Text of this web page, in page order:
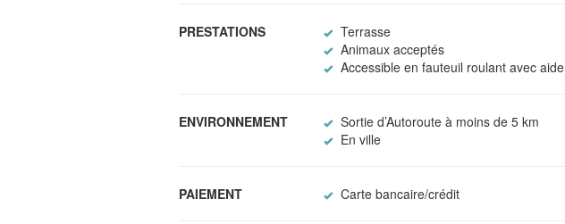
PRESTATIONS Terrasse
Animaux acceptés
Accessible en fauteuil roulant avec aide
ENVIRONNEMENT Sortie d’Autoroute à moins de 5 km
En ville
PAIEMENT Carte bancaire/crédit